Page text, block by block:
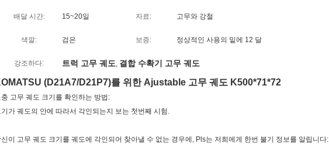
배달 시간: 15~20일 자료: 고무와 강철
색깔: 검은 보증: 정상적인 사용의 밑에 12 달
강조하다: 트럭 고무 궤도, 결합 수확기 고무 궤도
(D21A7/D21P7)를 위한 Ajustable 고무 궤도 K500*71*72
충 고무 궤도 크기를 확인하는 방법:
기가 궤도의 안에 따라서 각인되는지 보는 첫번째 시험.
신이 고무 궤도 크기를 궤도에 각인되어 찾아낼 수 없는 경우에, Pls는 저희에게 한번 불기 정보를 알립니다: